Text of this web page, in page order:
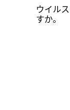
ウイル
すか。